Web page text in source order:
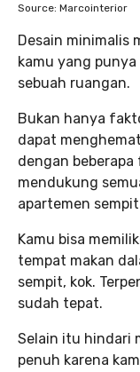
Source: Marcointerior
Desain minimalis
kamu yang
sebuah ruangan.
Bukan hanya
dapat
dengan
mendukung
apartemen
Kamu bisa
tempat makan
sempit, kok.
sudah tepat.
Selain itu hindari
penuh karena